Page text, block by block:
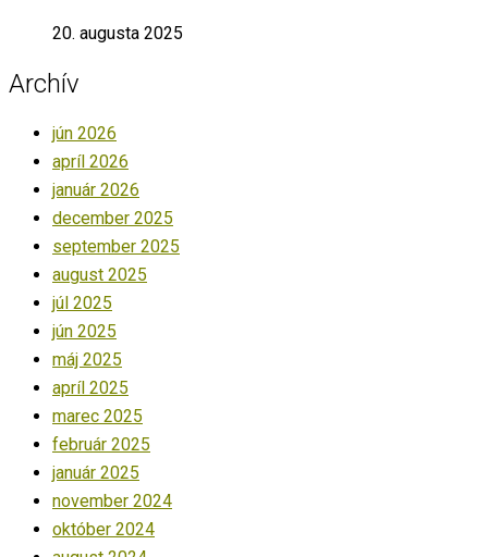
20. augusta 2025
Archív
jún 2026
apríl 2026
január 2026
december 2025
september 2025
august 2025
júl 2025
jún 2025
máj 2025
apríl 2025
marec 2025
február 2025
január 2025
november 2024
október 2024